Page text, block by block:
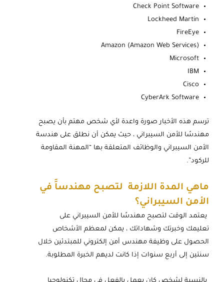
Check Point Software
Lockheed Martin
FireEye
Amazon (Amazon Web Services)
Microsoft
IBM
Cisco
CyberArk Software
ترسم هذه الأخبار صورة واعدة لأي شخص مهتم بأن يصبح
مهندسًا للأمن السيبراني ، حيث يمكن أن نطلق على هندسة
الأمن السيبراني والوظائف المتعلقة بها “المهنة المقاومة
للركود”.
ماهي المدة اللازمة لتصبح مهندساََ في
الأمن السيبراني؟
يعتمد الوقت لتصبح مهندسًا للأمن السيبراني على
تعليمك وخبرتك وشهاداتك ، يمكن لمعظم الأشخاص
الحصول على وظيفة مهندس أمن إلكتروني للمبتدئين خلال
سنتين إلى أربع سنوات إذا كانت لديهم الخبرة المطلوبة.